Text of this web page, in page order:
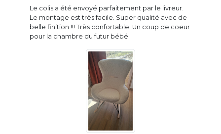
Le colis a été envoyé parfaitement par le livreur.
Le montage est très facile. Super qualité avec de
belle finition !!! Très confortable. Un coup de coeur
pour la chambre du futur bébé